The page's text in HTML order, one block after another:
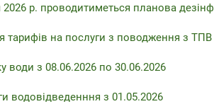
р. проводитиметься планова
тарифів на послуги з поводження з ТПВ
води з 08.06.2026 по 30.06.2026
водовідведенння з 01.05.2026